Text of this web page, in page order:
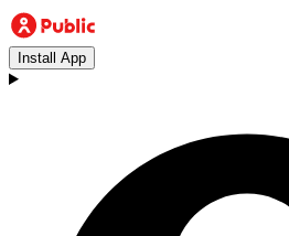
Install App